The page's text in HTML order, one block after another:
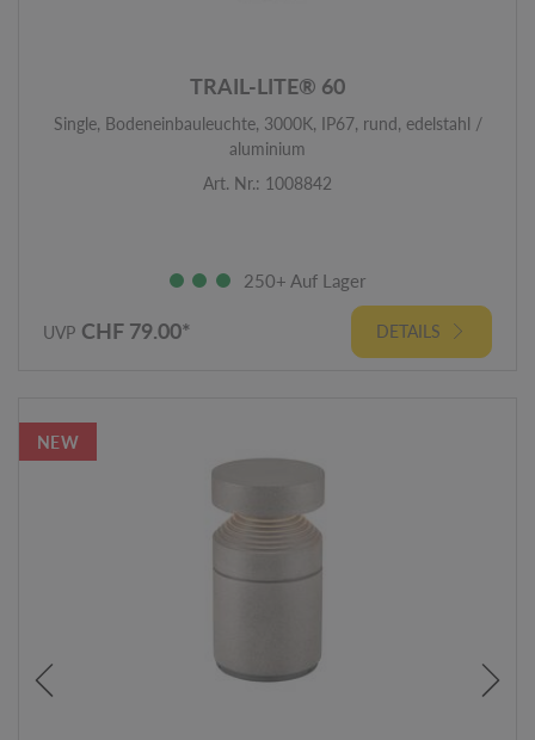
TRAIL-LITE® 60
Single, Bodeneinbauleuchte, 3000K, IP67, rund, edelstahl /
aluminium
Art. Nr.: 1008842
250+ Auf Lager
UVP CHF 79.00* DETAILS
NEW